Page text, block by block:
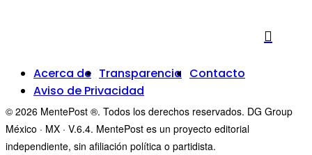
Acerca de Transparencia Contacto
Aviso de Privacidad
© 2026 MentePost ®. Todos los derechos reservados. DG Group
México · MX · V.6.4. MentePost es un proyecto editorial
independiente, sin afiliación política o partidista.